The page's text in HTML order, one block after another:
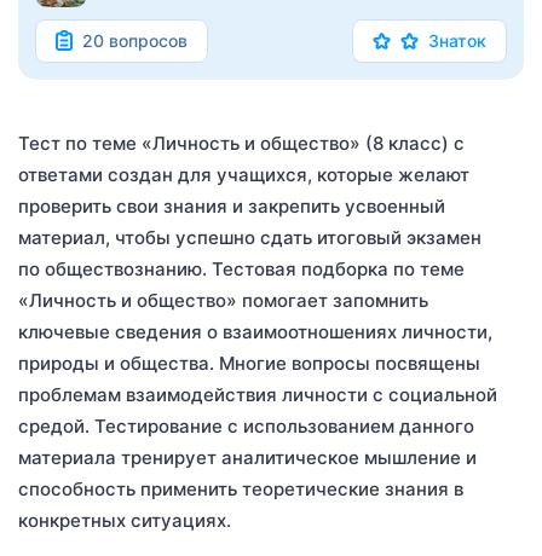
20 вопросов Знаток
Тест по теме «Личность и общество» (8 класс) с
ответами создан для учащихся, которые желают
проверить свои знания и закрепить усвоенный
материал, чтобы успешно сдать итоговый экзамен
по обществознанию. Тестовая подборка по теме
«Личность и общество» помогает запомнить
ключевые сведения о взаимоотношениях личности,
природы и общества. Многие вопросы посвящены
проблемам взаимодействия личности с социальной
средой. Тестирование с использованием данного
материала тренирует аналитическое мышление и
способность применить теоретические знания в
конкретных ситуациях.